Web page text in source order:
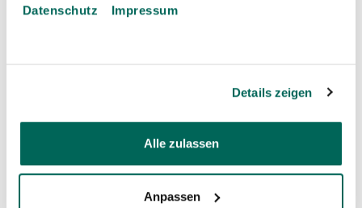
Datenschutz
Impressum
Details zeigen
Alle zulassen
Anpassen
Bolivianischer Totenkopfaffe
Eurasischer Fischotter→